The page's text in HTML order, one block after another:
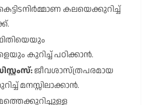
കലയെക്കുറിച്ച്
കുറിച്ച് പഠിക്കാൻ.
ജീവശാസ്ത്രപരമായ
മനസ്സിലാക്കാൻ.